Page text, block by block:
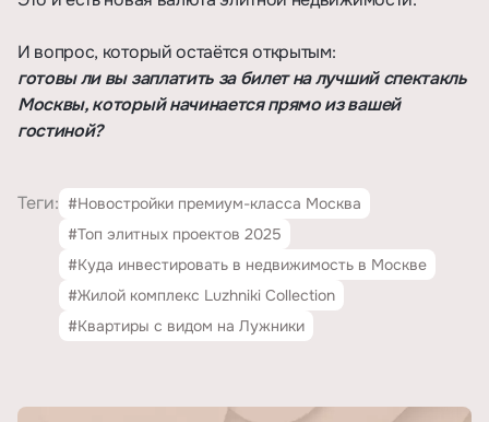
И вопрос, который остаётся открытым:
готовы ли вы заплатить за билет на лучший спектакль
Москвы, который начинается прямо из вашей
гостиной?
Теги: #Новостройки премиум-класса Москва
#Топ элитных проектов 2025
#Куда инвестировать в недвижимость в Москве
#Жилой комплекс Luzhniki Collection
#Квартиры с видом на Лужники